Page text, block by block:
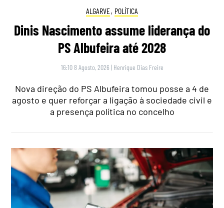
ALGARVE, POLÍTICA
Dinis Nascimento assume liderança do
PS Albufeira até 2028
16:10 8 Agosto, 2026 | Henrique Dias Freire
Nova direção do PS Albufeira tomou posse a 4 de
agosto e quer reforçar a ligação à sociedade civil e
a presença política no concelho